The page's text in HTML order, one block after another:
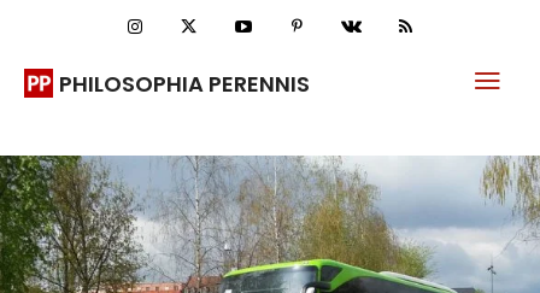
PHILOSOPHIA PERENNIS